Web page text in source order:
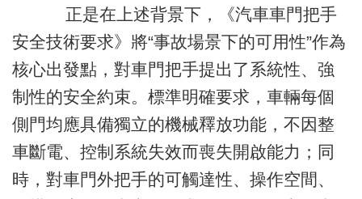
正是在上述背景下，《汽車車門把手
安全技術要求》將“事故場景下的可用性”作為
核心出發點，對車門把手提出了系統性、強
制性的安全約束。標準明確要求，車輛每個
側門均應具備獨立的機械釋放功能，不因整
車斷電、控制系統失效而喪失開啟能力；同
時，對車門外把手的可觸達性、操作空間、